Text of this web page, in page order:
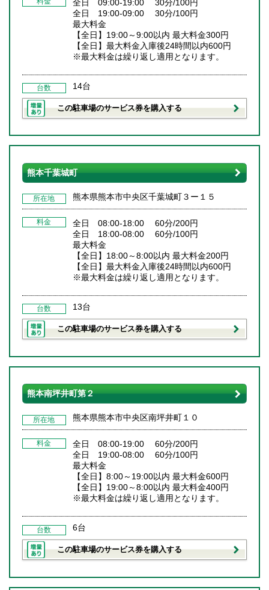
全日 09:00-19:00 30分/100円
全日 19:00-09:00 30分/100円
最大料金
【全日】19:00～9:00以内 最大料金300円
【全日】最大料金入庫後24時間以内600円
※最大料金は繰り返し適用となります。
台数 14台
この駐車場のサービス券を購入する
熊本千葉城町
所在地 熊本県熊本市中央区千葉城町３ー１５
料金
全日 08:00-18:00 60分/200円
全日 18:00-08:00 60分/100円
最大料金
【全日】18:00～8:00以内 最大料金200円
【全日】最大料金入庫後24時間以内600円
※最大料金は繰り返し適用となります。
台数 13台
この駐車場のサービス券を購入する
熊本南坪井町第２
所在地 熊本県熊本市中央区南坪井町１０
料金
全日 08:00-19:00 60分/200円
全日 19:00-08:00 60分/100円
最大料金
【全日】8:00～19:00以内 最大料金600円
【全日】19:00～8:00以内 最大料金400円
※最大料金は繰り返し適用となります。
台数 6台
この駐車場のサービス券を購入する